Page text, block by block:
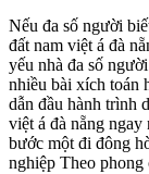
Nếu đa số người
đất nam việt á đà
yếu nhà đa số
nhiều bài xích toán
dẫn đầu hành trình
việt á đà nẵng
bước một đi đông
nghiệp Theo phong